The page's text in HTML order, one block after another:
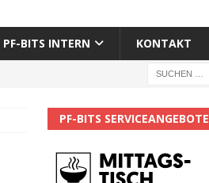
PF-BITS INTERN KONTAKT
PF-BITS SERVICEANGEBOTE